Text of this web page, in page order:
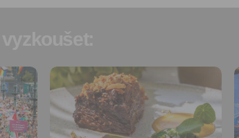
Přidat do
oblíbených
Sdílet:
Facebook